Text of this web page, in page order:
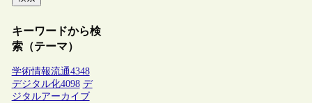
キーワードから検
索（テーマ）
学術情報流通4348
デジタル化4098 デ
ジタルアーカイブ